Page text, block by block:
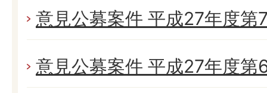
意見公募案件 平成27年度第
意見公募案件 平成27年度第